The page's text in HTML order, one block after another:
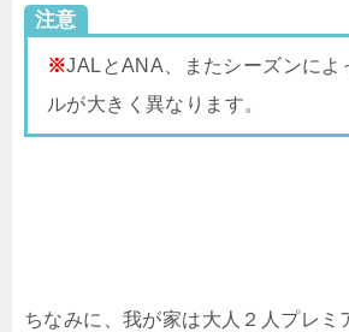
注意
※JALとANA、またシーズンによ
ルが大きく異なります。
ちなみに、我が家は大人２人プレミ